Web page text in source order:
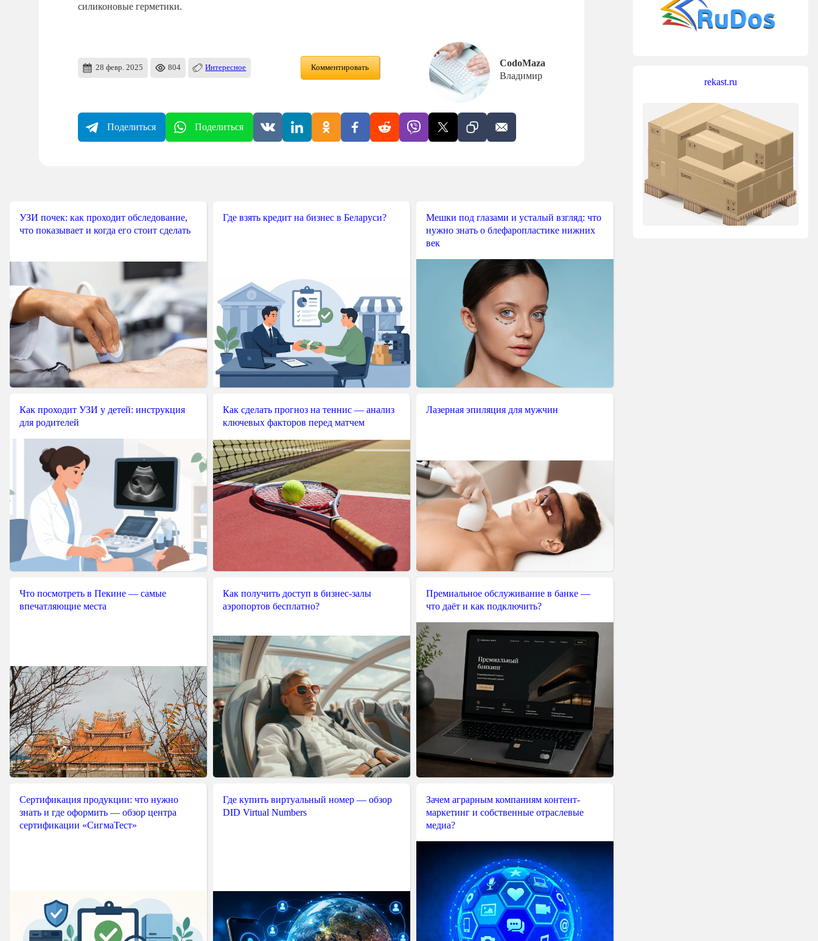
силиконовые герметики.
28 февр. 2025 804 Интересное Комментировать
CodoMaza
Владимир
Поделиться Поделиться
УЗИ почек: как проходит обследование,
что показывает и когда его стоит сделать
Где взять кредит на бизнес в Беларуси?
Мешки под глазами и усталый взгляд: что
нужно знать о блефаропластике нижних
век
Как проходит УЗИ у детей: инструкция
для родителей
Как сделать прогноз на теннис — анализ
ключевых факторов перед матчем
Лазерная эпиляция для мужчин
Что посмотреть в Пекине — самые
впечатляющие места
Как получить доступ в бизнес-залы
аэропортов бесплатно?
Премиальное обслуживание в банке —
что даёт и как подключить?
Сертификация продукции: что нужно
знать и где оформить — обзор центра
сертификации «СигмаТест»
Где купить виртуальный номер — обзор
DID Virtual Numbers
Зачем аграрным компаниям контент-
маркетинг и собственные отраслевые
медиа?
rekast.ru